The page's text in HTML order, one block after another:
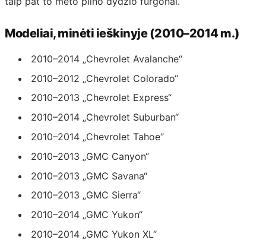
Modeliai, minėti ieškinyje (2010–2014 m.)
2010–2014 „Chevrolet Avalanche“
2010–2012 „Chevrolet Colorado“
2010–2013 „Chevrolet Express“
2010–2014 „Chevrolet Suburban“
2010–2014 „Chevrolet Tahoe“
2010–2013 „GMC Canyon“
2010–2013 „GMC Savana“
2010–2013 „GMC Sierra“
2010–2014 „GMC Yukon“
2010–2014 „GMC Yukon XL“